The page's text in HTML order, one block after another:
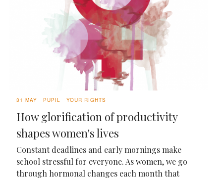
31 MAY PUPIL YOUR RIGHTS
How glorification of productivity
shapes women's lives
Constant deadlines and early mornings make
school stressful for everyone. As women, we go
through hormonal changes each month that